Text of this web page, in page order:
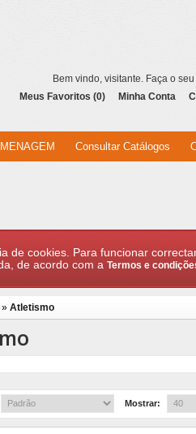
Meus Favoritos (0) Minha Conta
Bem vindo, visitante. Faça o seu
Consultar Catálogos
de cookies. Para funcionar
de acordo com a Termos e
» Atletismo
Mostrar: